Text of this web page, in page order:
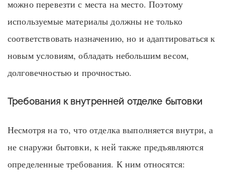
можно перевезти с места на место. Поэтому
используемые материалы должны не только
соответствовать назначению, но и адаптироваться к
новым условиям, обладать небольшим весом,
долговечностью и прочностью.
Требования к внутренней отделке бытовки
Несмотря на то, что отделка выполняется внутри, а
не снаружи бытовки, к ней также предъявляются
определенные требования. К ним относятся: